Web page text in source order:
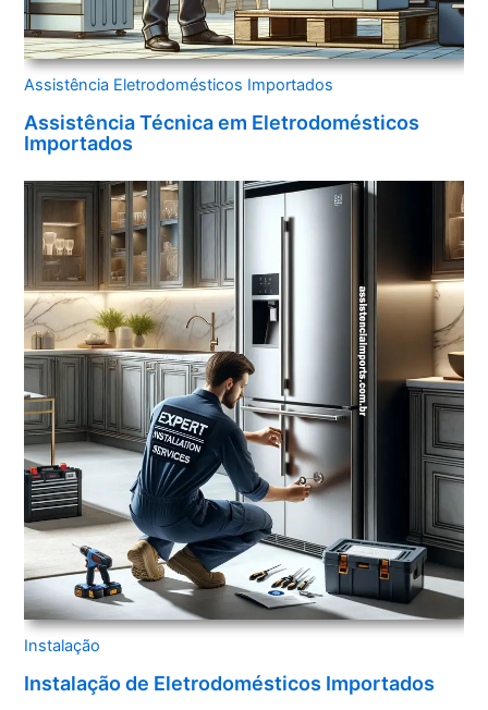
Assistência Eletrodomésticos Importados
Assistência Técnica em Eletrodomésticos
Importados
Instalação
Instalação de Eletrodomésticos Importados